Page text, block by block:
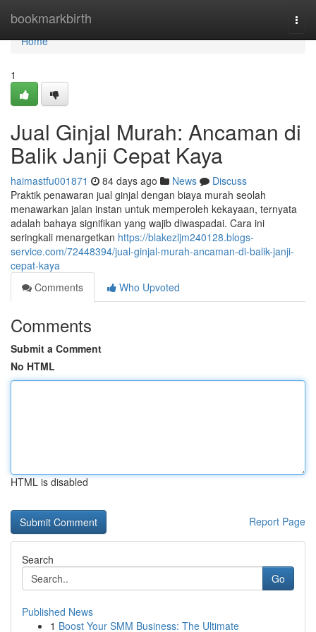
bookmarkbirth
Home
Home
1
Jual Ginjal Murah: Ancaman di
Balik Janji Cepat Kaya
haimastfu001871 84 days ago News
Discuss
Praktik penawaran jual ginjal dengan biaya murah seolah
menawarkan jalan instan untuk memperoleh kekayaan, ternyata
adalah bahaya signifikan yang wajib diwaspadai. Cara ini
seringkali menargetkan https://blakezljm240128.blogs-
service.com/72448394/jual-ginjal-murah-ancaman-di-balik-janji-
cepat-kaya
Comments
Who Upvoted
Comments
Submit a Comment
No HTML
HTML is disabled
Report Page
Search
Go
Published News
1 Boost Your SMM Business: The Ultimate